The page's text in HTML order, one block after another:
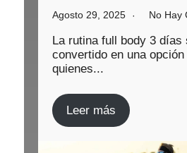
Agosto 29, 2025 No Hay
La rutina full body 3 días
convertido en una
quienes...
Leer más